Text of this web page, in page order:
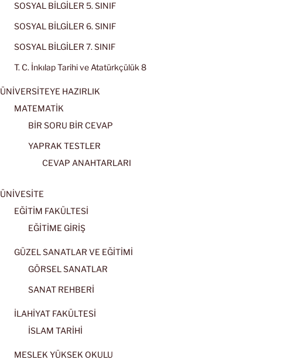
SOSYAL BİLGİLER 5. SINIF
SOSYAL BİLGİLER 6. SINIF
SOSYAL BİLGİLER 7. SINIF
T. C. İnkılap Tarihi ve Atatürkçülük 8
ÜNİVERSİTEYE HAZIRLIK
MATEMATİK
BİR SORU BİR CEVAP
YAPRAK TESTLER
CEVAP ANAHTARLARI
ÜNİVESİTE
EĞİTİM FAKÜLTESİ
EĞİTİME GİRİŞ
GÜZEL SANATLAR VE EĞİTİMİ
GÖRSEL SANATLAR
SANAT REHBERİ
İLAHİYAT FAKÜLTESİ
İSLAM TARİHİ
MESLEK YÜKSEK OKULU